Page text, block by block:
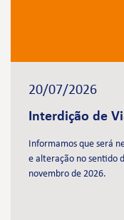
20/07/2026
Interdição de
Informamos que será
e alteração no sentido
novembro de 2026.